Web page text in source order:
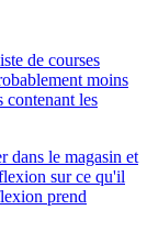
de courses
moins
contenant les
dans le magasin et
sur ce qu'il
prend